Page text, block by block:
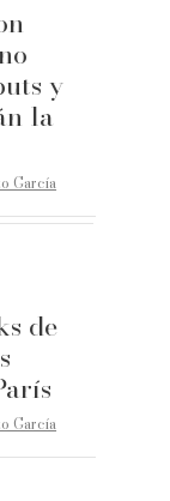
y
la
García
de
García